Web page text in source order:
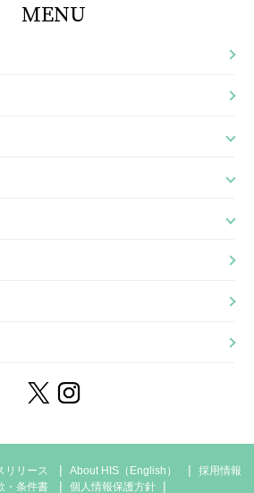
MENU
リリース About HIS（English）
採用情報
・条件書
個人情報保護方針